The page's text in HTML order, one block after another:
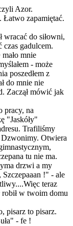
Azor.
Łatwo zapamiętać.
wracać do siłowni,
czas gadulcem.
mnie
- może
poszedłem z
do mnie nie
Zaczął mówić jak
pracy, na
"Jaskóły"
Trafiliśmy
Otwiera
tu nie ma.
drzwi a my
!" - ale
teraz
robił w twoim domu
pisarz to pisarz.
- fe !